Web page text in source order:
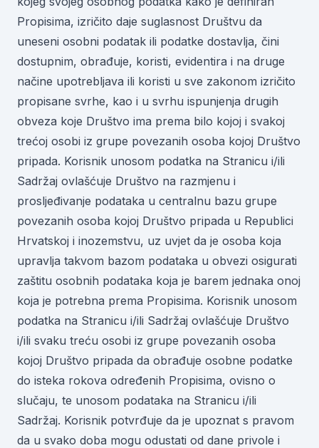
Propisima, izričito daje suglasnost Društvu da
uneseni osobni podatak ili podatke dostavlja, čini
dostupnim, obrađuje, koristi, evidentira i na druge
načine upotrebljava ili koristi u sve zakonom izričito
propisane svrhe, kao i u svrhu ispunjenja drugih
obveza koje Društvo ima prema bilo kojoj i svakoj
trećoj osobi iz grupe povezanih osoba kojoj Društvo
pripada. Korisnik unosom podatka na Stranicu i/ili
Sadržaj ovlašćuje Društvo na razmjenu i
prosljeđivanje podataka u centralnu bazu grupe
povezanih osoba kojoj Društvo pripada u Republici
Hrvatskoj i inozemstvu, uz uvjet da je osoba koja
upravlja takvom bazom podataka u obvezi osigurati
zaštitu osobnih podataka koja je barem jednaka onoj
koja je potrebna prema Propisima. Korisnik unosom
podatka na Stranicu i/ili Sadržaj ovlašćuje Društvo
i/ili svaku treću osobi iz grupe povezanih osoba
kojoj Društvo pripada da obrađuje osobne podatke
do isteka rokova određenih Propisima, ovisno o
slučaju, te unosom podataka na Stranicu i/ili
Sadržaj. Korisnik potvrđuje da je upoznat s pravom
da u svako doba mogu odustati od dane privole i